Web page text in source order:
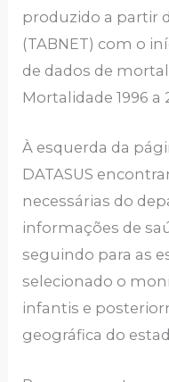
produzido a partir
(TABNET) com o
de dados de
Mortalidade 1996 a
À esquerda da
DATASUS
necessárias do
informações de
seguindo para as
selecionado o
infantis e
geográfica do